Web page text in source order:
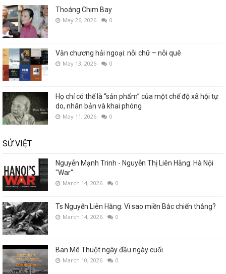
Thoáng Chim Bay
May 26, 2026 0
Văn chương hải ngoại: nỗi chữ – nỗi quê
May 13, 2026 0
Họ chỉ có thể là “sản phẩm” của một chế độ xã hội tự
do, nhân bản và khai phóng
May 11, 2026 0
SỬ VIỆT
Nguyễn Mạnh Trinh - Nguyễn Thị Liên Hằng: Hà Nội
"War"
March 14, 2026 0
Ts Nguyễn Liên Hằng: Vì sao miền Bắc chiến thắng?
March 14, 2026 0
Ban Mê Thuột ngày đầu ngày cuối
March 10, 2026 0